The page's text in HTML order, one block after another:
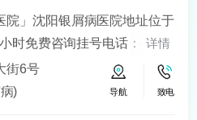
院」沈阳银屑病医院地址位于
时免费咨询挂号电话：400-
黑色素细胞移植手术”治疗
。
详情
街6号
)
导航 致电